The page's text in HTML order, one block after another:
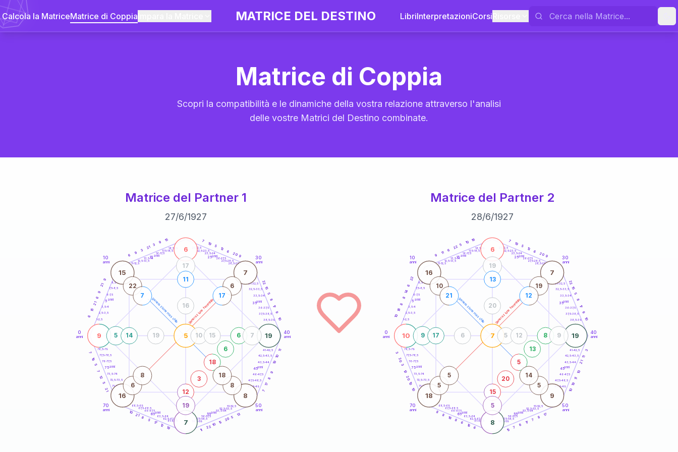
Calcola la MatriceMatrice di Coppia MATRICE DEL DESTINO LibriInterpretazioniCorsi
Matrice di Coppia
Scopri la compatibilità e le dinamiche della vostra relazione attraverso l'analisi
delle vostre Matrici del Destino combinate.
Matrice del Partner 1
27/6/1927
generazione maschile generazione femminile
0
anni
10
anni
30
anni
40
anni
50
anni
70
anni
1-2,5
2,5-3,5
3,5-4
6-7,5
7,5-8,5
8,5-9
11-12,5
12,5-13,5
13,5-14
16-17,5
17,5-18,5
18,5-19
21-22,5
22,5-23,5
23,5-24
26-27,5
27,5-28,5
28,5-29
31-32,5
32,5-33,5
33,5-34
36-37,5
37,5-38,5
38,5-39
41-42,5
42,5-43,5
43,5-44
46-47,5
47,5-48,5
48,5-49
51-52,5
52,5-53,5
53,5-54
56-57,5
57,5-58,5
58,5-59
61-62,5
62,5-63,5
63,5-64
66-67,5
67,5-68,5
68,5-69
71-72,5
72,5-73,5
73,5-74
76-77,5
77,5-78,5
78,5-79
6
15
21
6
9
21
9
6
9
3
21 3
9
15 7
19
5
13 6
20 9
22
15
5
8
17
9
10
11
10
19
9
8
17
7
13
5
20
15
10
22
11
19
12
17
5
8
21
10
21
5
12
7
5
16
7
9
6
19
7
5
15 7
16 8
12
3
18
6
6
5
17
7
19
14
11
10 15
19
16
22
7
6
17
6
8
8
18
5 anni
15 anni 25anni
35anni
45anni
55anni
65anni
75anni
Matrice del Partner 2
28/6/1927
generazione maschile generazione femminile
0
anni
10
anni
30
anni
40
anni
50
anni
70
anni
1-2,5
2,5-3,5
3,5-4
6-7,5
7,5-8,5
8,5-9
11-12,5
12,5-13,5
13,5-14
16-17,5
17,5-18,5
18,5-19
21-22,5
22,5-23,5
23,5-24
26-27,5
27,5-28,5
28,5-29
31-32,5
32,5-33,5
33,5-34
36-37,5
37,5-38,5
38,5-39
41-42,5
42,5-43,5
43,5-44
46-47,5
47,5-48,5
48,5-49
51-52,5
52,5-53,5
53,5-54
56-57,5
57,5-58,5
58,5-59
61-62,5
62,5-63,5
63,5-64
66-67,5
67,5-68,5
68,5-69
71-72,5
72,5-73,5
73,5-74
76-77,5
77,5-78,5
78,5-79
10
18
8
8
14
6
22
9
11
6
22 5
10 16 7
19
5
13 6
20 9
22
15
5
8
17
9
10
3
11
21
10
11
19
10
17
8
7
17
6
7
15
6
16
6
8
16
8
8
10
10
20
10
3
20
3
10
6
19
8
7
16 7
18 9
15
20
5
13
8
9
19
9
5
17
13
5 12
6
20
10
21
19
12
5
5
5
14
5 anni
15 anni 25anni
35anni
45anni
55anni
65anni
75anni